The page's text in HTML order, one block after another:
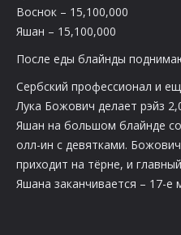
Воснок – 15,100,000
Яшан – 15,100,000
После еды блайнды
Сербский профессионал и
Лука Божович делает рэйз
Яшан на большом блайнде
олл-ин с девятками.
приходит на тёрне, и
Яшана заканчивается – 17-е